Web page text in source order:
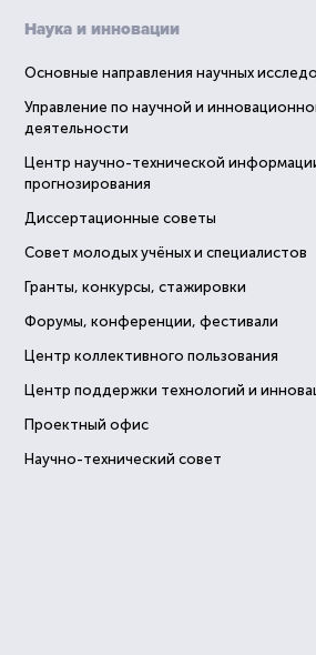
Наука и инновации
Основные направления научных
Управление по научной и
деятельности
Центр научно-технической
прогнозирования
Диссертационные советы
Совет молодых учёных и специалистов
Гранты, конкурсы, стажировки
Форумы, конференции, фестивали
Центр коллективного пользования
Центр поддержки технологий и
Проектный офис
Научно-технический совет